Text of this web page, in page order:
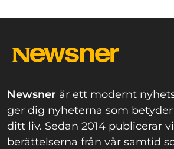
Newsner är ett modernt
ger dig nyheterna som
ditt liv. Sedan 2014 publicerar
berättelserna från vår samtid